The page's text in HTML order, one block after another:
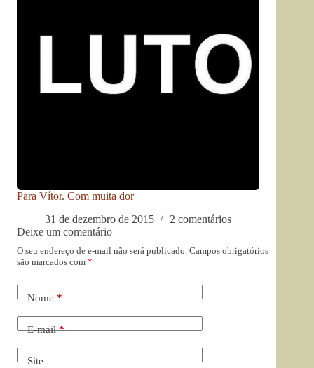
Para Vítor. Com muita dor
31 de dezembro de 2015
2 comentários
Deixe um comentário
O seu endereço de e-mail não será publicado. Campos obrigatórios
são marcados com *
Nome*
E-mail*
Site